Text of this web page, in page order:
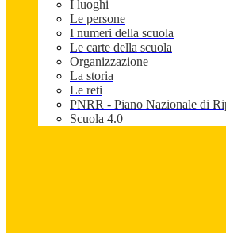
I luoghi
Le persone
I numeri della scuola
Le carte della scuola
Organizzazione
La storia
Le reti
PNRR - Piano Nazionale di
Scuola 4.0